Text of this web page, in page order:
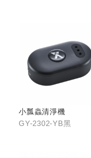
小瓢蟲清淨機
GY-2302-YB黑